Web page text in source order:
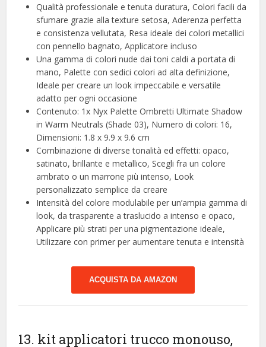
Qualità professionale e tenuta duratura, Colori facili da
sfumare grazie alla texture setosa, Aderenza perfetta
e consistenza vellutata, Resa ideale dei colori metallici
con pennello bagnato, Applicatore incluso
Una gamma di colori nude dai toni caldi a portata di
mano, Palette con sedici colori ad alta definizione,
Ideale per creare un look impeccabile e versatile
adatto per ogni occasione
Contenuto: 1x Nyx Palette Ombretti Ultimate Shadow
in Warm Neutrals (Shade 03), Numero di colori: 16,
Dimensioni: 1.8 x 9.9 x 9.6 cm
Combinazione di diverse tonalità ed effetti: opaco,
satinato, brillante e metallico, Scegli fra un colore
ambrato o un marrone più intenso, Look
personalizzato semplice da creare
Intensità del colore modulabile per un’ampia gamma di
look, da trasparente a traslucido a intenso e opaco,
Applicare più strati per una pigmentazione ideale,
Utilizzare con primer per aumentare tenuta e intensità
ACQUISTA DA AMAZON
13. kit applicatori trucco monouso,